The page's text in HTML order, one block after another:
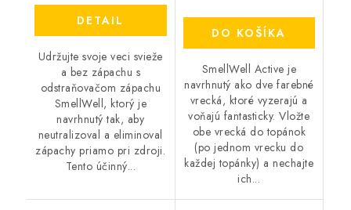
DETAIL
Udržujte svoje veci svieže
a bez zápachu s
odstraňovačom zápachu
SmellWell, ktorý je
navrhnutý tak, aby
neutralizoval a eliminoval
zápachy priamo pri zdroji.
Tento účinný...
DO KOŠÍKA
SmellWell Active je
navrhnutý ako dve farebné
vrecká, ktoré vyzerajú a
voňajú fantasticky. Vložte
obe vrecká do topánok
(po jednom vrecku do
každej topánky) a nechajte
ich...